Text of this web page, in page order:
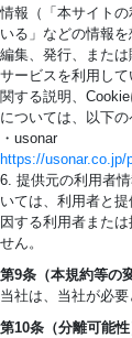
情報（「本サイト
いる」などの情報
編集、発行、また
サービスを利用し
関する説明、
については、以下の
・usonar
https://usonar.co.jp/
6. 提供元の利用者
いては、利用者と
因する利用者また
せん。
第9条（本規約等の
当社は、当社が必
第10条（分離可能性